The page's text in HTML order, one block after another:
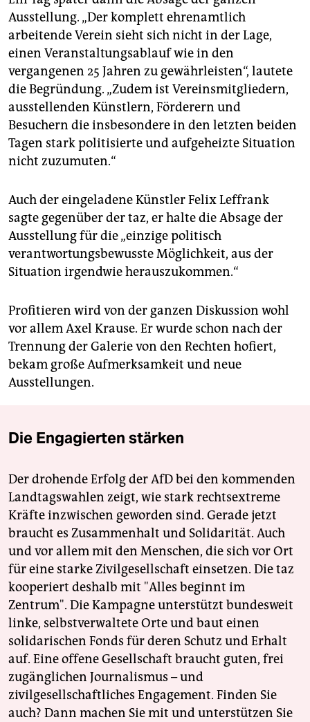
Ausstellung. „Der komplett ehrenamtlich
arbeitende Verein sieht sich nicht in der Lage,
einen Veranstaltungsablauf wie in den
vergangenen 25 Jahren zu gewährleisten“, lautete
die Begründung. „Zudem ist Vereinsmitgliedern,
ausstellenden Künstlern, Förderern und
Besuchern die insbesondere in den letzten beiden
Tagen stark politisierte und aufgeheizte Situation
nicht zuzumuten.“
Auch der eingeladene Künstler Felix Leffrank
sagte gegenüber der taz, er halte die Absage der
Ausstellung für die „einzige politisch
verantwortungsbewusste Möglichkeit, aus der
Situation irgendwie herauszukommen.“
Profitieren wird von der ganzen Diskussion wohl
vor allem Axel Krause. Er wurde schon nach der
Trennung der Galerie von den Rechten hofiert,
bekam große Aufmerksamkeit und neue
Ausstellungen.
Die Engagierten stärken
Der drohende Erfolg der AfD bei den kommenden
Landtagswahlen zeigt, wie stark rechtsextreme
Kräfte inzwischen geworden sind. Gerade jetzt
braucht es Zusammenhalt und Solidarität. Auch
und vor allem mit den Menschen, die sich vor Ort
für eine starke Zivilgesellschaft einsetzen. Die taz
kooperiert deshalb mit "Alles beginnt im
Zentrum". Die Kampagne unterstützt bundesweit
linke, selbstverwaltete Orte und baut einen
solidarischen Fonds für deren Schutz und Erhalt
auf. Eine offene Gesellschaft braucht guten, frei
zugänglichen Journalismus – und
zivilgesellschaftliches Engagement. Finden Sie
auch? Dann machen Sie mit und unterstützen Sie